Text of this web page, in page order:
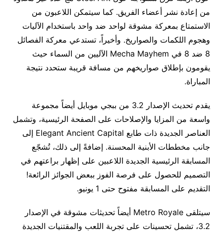
من إعادة نشر أعضاء الفريق. كما سيتمكن اللاعبون من
الاستمتاع بمعركة مشوقة لواحد ضد واحد باستخدام الآليات
وهجوم اللكمات والصواريخ. وأخيراً، تستدعي معركة الفصائل
8 ضد 8 في Mecha Mayhem الآليين من السماء حيث
يقومون بإطلاق صواريخهم من مسافة قريبة ستحدد نتيجة
المباراة.
يقدم تحديث الإصدار 3.2 من ببجي موبايل أيضاً مجموعة
واسعة من المزايا والإصلاحات على الصفحة الرئيسية، وتشمل
العناصر الجديدة ذات طابع Elegant Ancient Capital إلى
جانب مخططات الأبنية المحسنة. إضافةً إلى ذلك، تُشجّع
المسابقة الرئيسية الجديدة اللاعبين على إظهار براعتهم في
التصميم للحصول على فرصة الفوز ببعض الجوائز الرائعة!
التقديم على المسابقة مفتوح حتى 1 يونيو.
سيتلقى Metro Royale أيضاً تحديثات مشوقة في الإصدار
3.2، تشمل تحسينات على تجربة اللعب والمقتنيات الجديدة